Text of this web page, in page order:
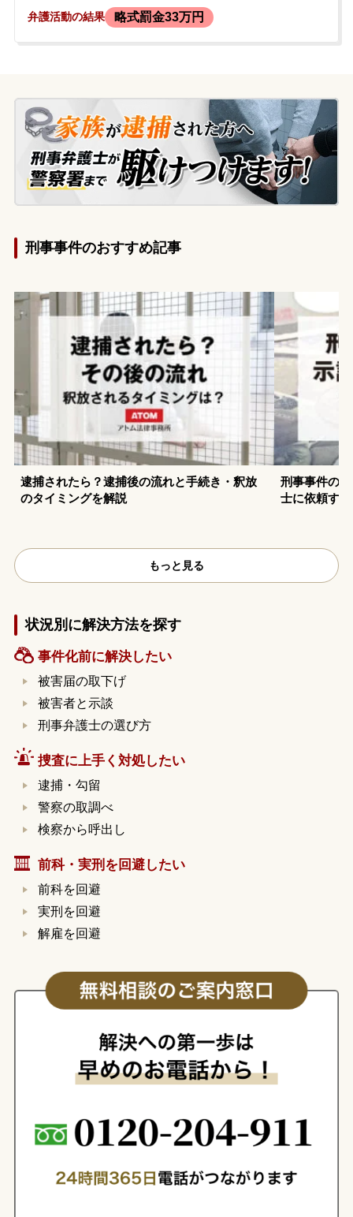
り、相手の車に乗っていたご家族のうち2名
行犯逮捕されました。その後釈放されたも
のの、実名報道されることを強く懸念し、
今後の刑事処分の見通しについて相談する
ため、当事務所に来所されました。
弁護活動の結果 略式罰金33万円
刑事事件のおすすめ記事
逮捕されたら？逮捕後の流れと手続き・釈放
のタイミングを解説
刑事事件の
士に依頼す
もっと見る
状況別に解決方法を探す
事件化前に解決したい
被害届の取下げ
被害者と示談
刑事弁護士の選び方
捜査に上手く対処したい
逮捕・勾留
警察の取調べ
検察から呼出し
前科・実刑を回避したい
前科を回避
実刑を回避
解雇を回避